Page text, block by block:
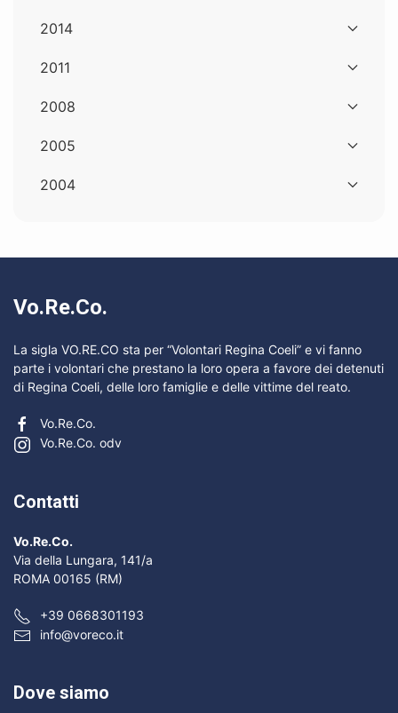
2014
2011
2008
2005
2004
Vo.Re.Co.
La sigla VO.RE.CO sta per “Volontari Regina Coeli” e vi fanno
parte i volontari che prestano la loro opera a favore dei detenuti
di Regina Coeli, delle loro famiglie e delle vittime del reato.
Vo.Re.Co.
Vo.Re.Co. odv
Contatti
Vo.Re.Co.
Via della Lungara, 141/a
ROMA 00165 (RM)
+39 0668301193
info@voreco.it
Dove siamo